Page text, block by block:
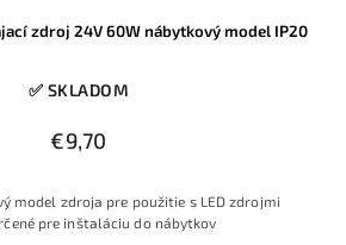
MWPower LED Napájací zdroj 24V 60W nábytkový model IP20
✅ SKLADOM
€9,70
model zdroja pre použitie s LED zdrojmi
pre inštaláciu do nábytkov